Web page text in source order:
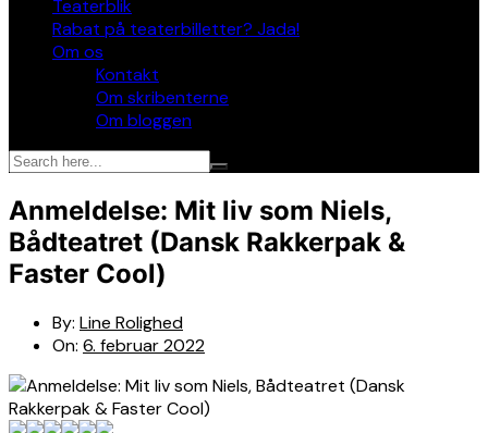
Teaterblik
Rabat på teaterbilletter? Jada!
Om os
Kontakt
Om skribenterne
Om bloggen
Anmeldelse: Mit liv som Niels,
Bådteatret (Dansk Rakkerpak &
Faster Cool)
By: Line Rolighed
On: 6. februar 2022